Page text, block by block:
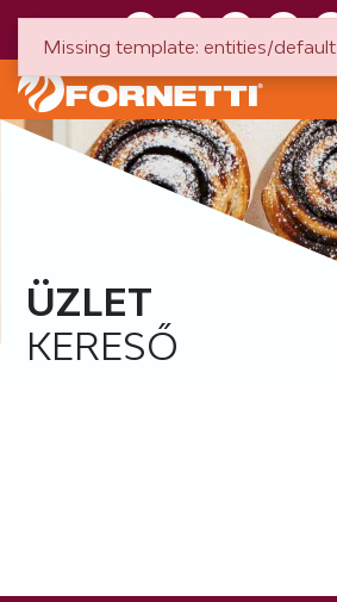
ÜZLET
KERESŐ
Missing template: entities/default